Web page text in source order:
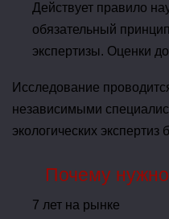
Действует правило
обязательный
экспертизы. Оценки
Исследование
независимыми
экологических
Почему
7 лет на рынке